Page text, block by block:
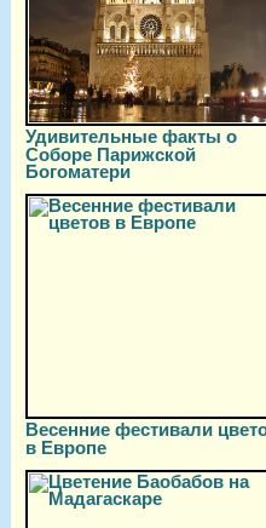
Удивительные факты о
Соборе Парижской
Богоматери
Весенние фестивали
в Европе